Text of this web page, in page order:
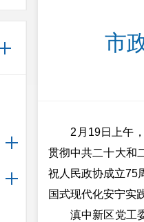
市
2月19日上午，
贯彻中共二十大和
祝人民政协成立75
国式现代化安宁实
滇中新区党工委